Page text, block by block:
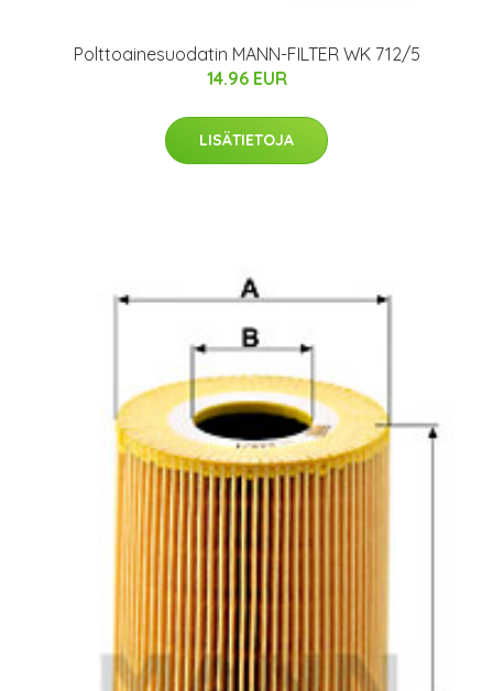
Polttoainesuodatin MANN-FILTER WK 712/5
14.96 EUR
LISÄTIETOJA